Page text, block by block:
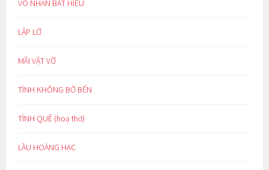
VÔ NHÂN BẤT HIẾU
LẬP LỜ
MÃI VẬT VỜ
TÌNH KHÔNG BỜ BẾN
TÌNH QUÊ (hoạ thơ)
LẦU HOÀNG HẠC